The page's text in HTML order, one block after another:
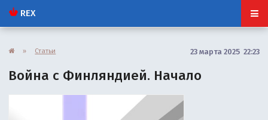
REX
» Статьи 23 марта 2025 22:23
Война с Финляндией. Начало